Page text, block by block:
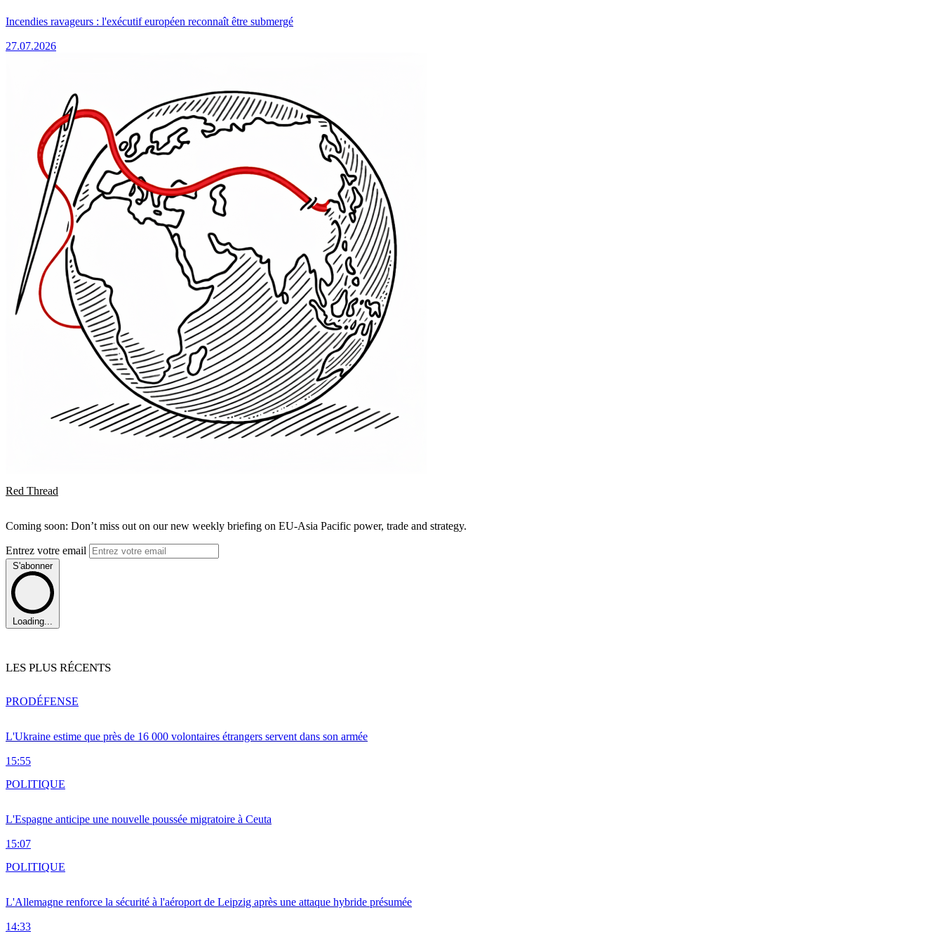
Incendies ravageurs : l'exécutif européen reconnaît être submergé
27.07.2026
Red Thread
Coming soon: Don’t miss out on our new weekly briefing on EU-Asia Pacific power, trade and strategy.
Entrez votre email
S'abonner
Loading...
LES PLUS RÉCENTS
L'Ukraine estime que près de 16 000 volontaires étrangers servent dans son armée
15:55
PRODÉFENSE
L'Espagne anticipe une nouvelle poussée migratoire à Ceuta
15:07
POLITIQUE
L'Allemagne renforce la sécurité à l'aéroport de Leipzig après une attaque hybride présumée
14:33
POLITIQUE